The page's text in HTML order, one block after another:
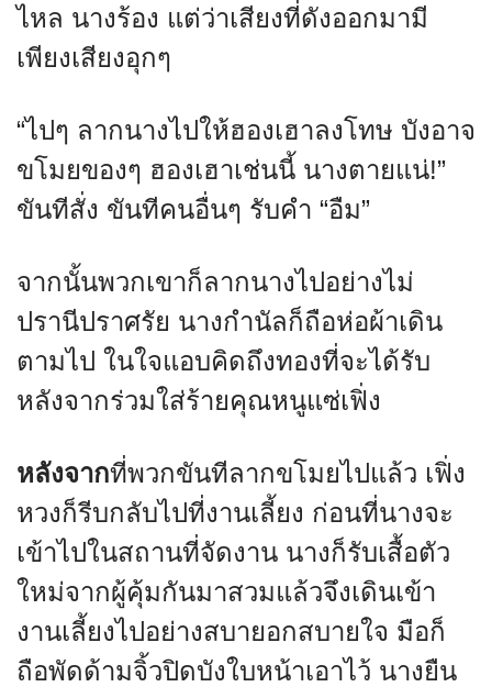
ไหล นางร้อง แต่ว่าเสียงที่ดังออกมามี
เพียงเสียงอุกๆ
“ไปๆ ลากนางไปให้ฮองเฮาลงโทษ บังอาจ
ขโมยของๆ ฮองเฮาเช่นนี้ นางตายแน่!”
ขันทีสั่ง ขันทีคนอื่นๆ รับคำ “อืม”
จากนั้นพวกเขาก็ลากนางไปอย่างไม่
ปรานีปราศรัย นางกำนัลก็ถือห่อผ้าเดิน
ตามไป ในใจแอบคิดถึงทองที่จะได้รับ
หลังจากร่วมใส่ร้ายคุณหนูแซ่เฟิ่ง
หลังจากที่พวกขันทีลากขโมยไปแล้ว เฟิ่ง
หวงก็รีบกลับไปที่งานเลี้ยง ก่อนที่นางจะ
เข้าไปในสถานที่จัดงาน นางก็รับเสื้อตัว
ใหม่จากผู้คุ้มกันมาสวมแล้วจึงเดินเข้า
งานเลี้ยงไปอย่างสบายอกสบายใจ มือก็
ถือพัดด้ามจิ้วปิดบังใบหน้าเอาไว้ นางยืน